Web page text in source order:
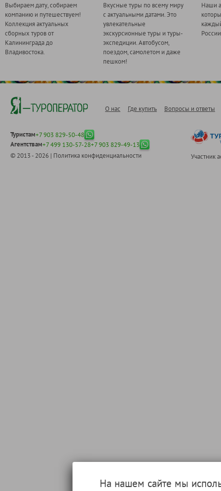
Выбираем дату, собираем
компанию и путешествуем!
Коллекция актуальных
сборных туров от
Калининграда до
Владивостока.
Вкусные туры по всему миру
с актуальными датами. Это
увлекательные
экскурсионные туры и туры-
экспедиции. Автобусом,
поездом, самолетом и даже
пешком!
Наши
О нас Где купить Вопросы и ответы
Туристам+7 903 829-50-48
Агентствам+7 499 130-57-28+7 903 829-49-13
© 2013 - 2026 | Политика конфиденциальности Участник
На нашем сайте мы